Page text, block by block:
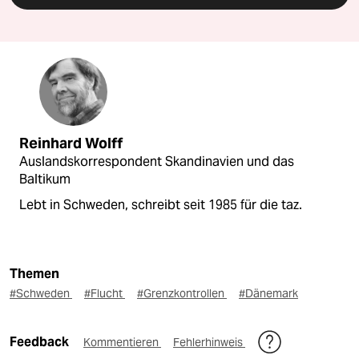
Reinhard Wolff
Auslandskorrespondent Skandinavien und das
Baltikum
Lebt in Schweden, schreibt seit 1985 für die taz.
Themen
#Schweden #Flucht #Grenzkontrollen #Dänemark
Feedback Kommentieren Fehlerhinweis